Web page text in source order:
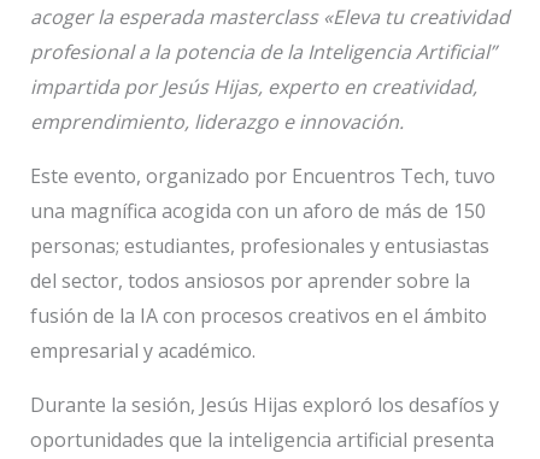
acoger la esperada masterclass «Eleva tu creatividad
profesional a la potencia de la Inteligencia Artificial”
impartida por Jesús Hijas, experto en creatividad,
emprendimiento, liderazgo e innovación.
Este evento, organizado por Encuentros Tech, tuvo
una magnífica acogida con un aforo de más de 150
personas; estudiantes, profesionales y entusiastas
del sector, todos ansiosos por aprender sobre la
fusión de la IA con procesos creativos en el ámbito
empresarial y académico.
Durante la sesión, Jesús Hijas exploró los desafíos y
oportunidades que la inteligencia artificial presenta